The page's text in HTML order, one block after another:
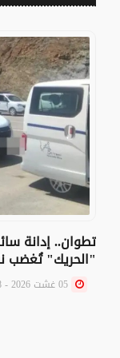
تطوان.. إدانة
"الحريك" تُغضب